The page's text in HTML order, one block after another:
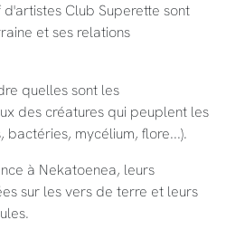
Club Superette sont
et ses relations
quelles sont les
des créatures qui peuplent les
bactéries, mycélium, flore...).
à Nekatoenea, leurs
sur les vers de terre et leurs